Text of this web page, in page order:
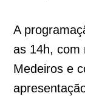
A
as 14h, com
Medeiros e